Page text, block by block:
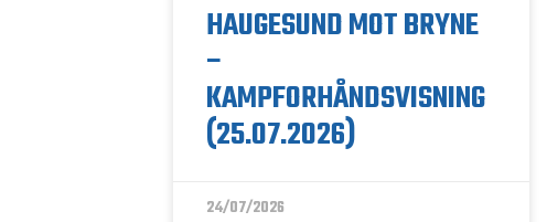
HAUGESUND MOT BRYNE
–
KAMPFORHÅNDSVISNING
(25.07.2026)
24/07/2026